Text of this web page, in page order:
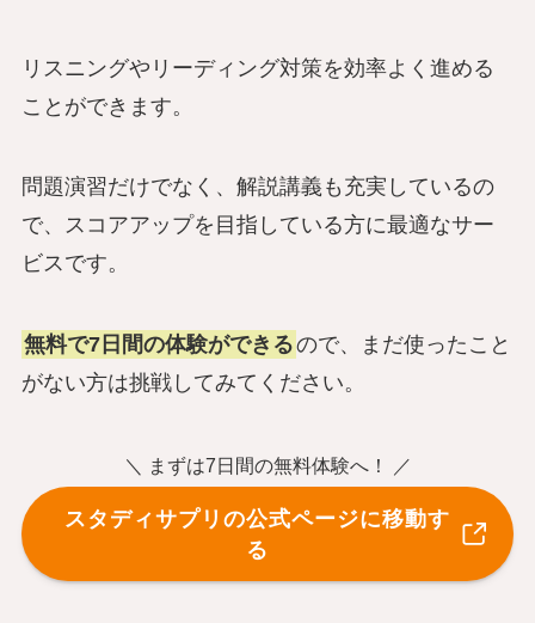
リスニングやリーディング対策を効率よく進める
ことができます。
問題演習だけでなく、解説講義も充実しているの
で、スコアアップを目指している方に最適なサー
ビスです。
無料で7日間の体験ができるので、まだ使ったこと
がない方は挑戦してみてください。
＼ まずは7日間の無料体験へ！ ／
スタディサプリの公式ページに移動す
る